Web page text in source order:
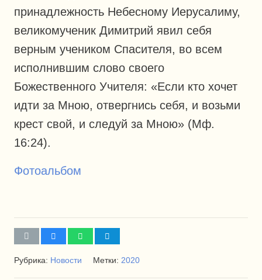
принадлежность Небесному Иерусалиму,
великомученик Димитрий явил себя
верным учеником Спасителя, во всем
исполнившим слово своего
Божественного Учителя: «Если кто хочет
идти за Мною, отвергнись себя, и возьми
крест свой, и следуй за Мною» (Мф.
16:24).
Фотоальбом
Рубрика: Новости Метки:2020